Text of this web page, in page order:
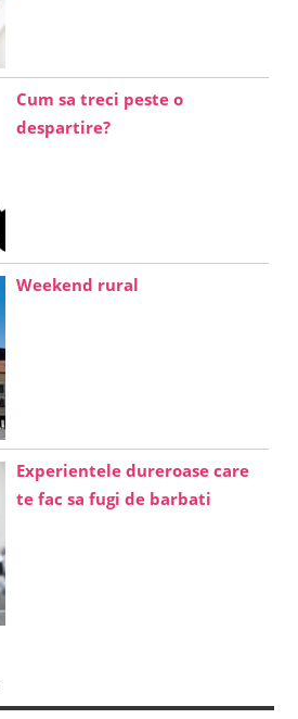
Cum sa treci peste o
despartire?
Weekend rural
Experientele dureroase care
te fac sa fugi de barbati